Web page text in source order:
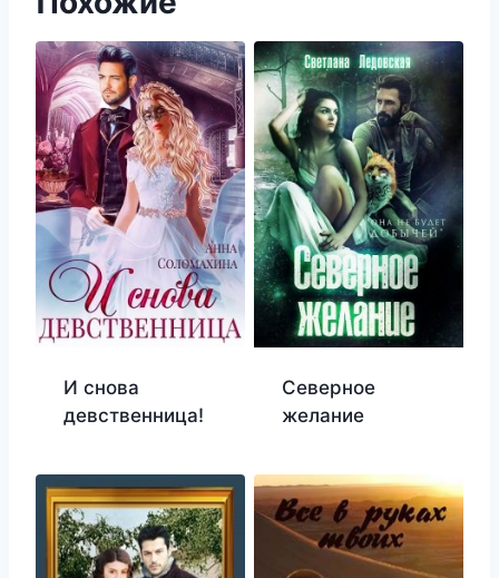
И снова
девственница!
Северное
желание